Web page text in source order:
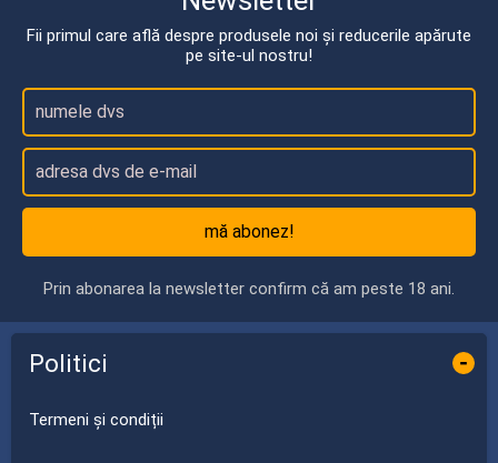
Fii primul care află despre produsele noi și reducerile apărute
pe site-ul nostru!
mă abonez!
Prin abonarea la newsletter confirm că am peste 18 ani.
Politici -
Termeni și condiții